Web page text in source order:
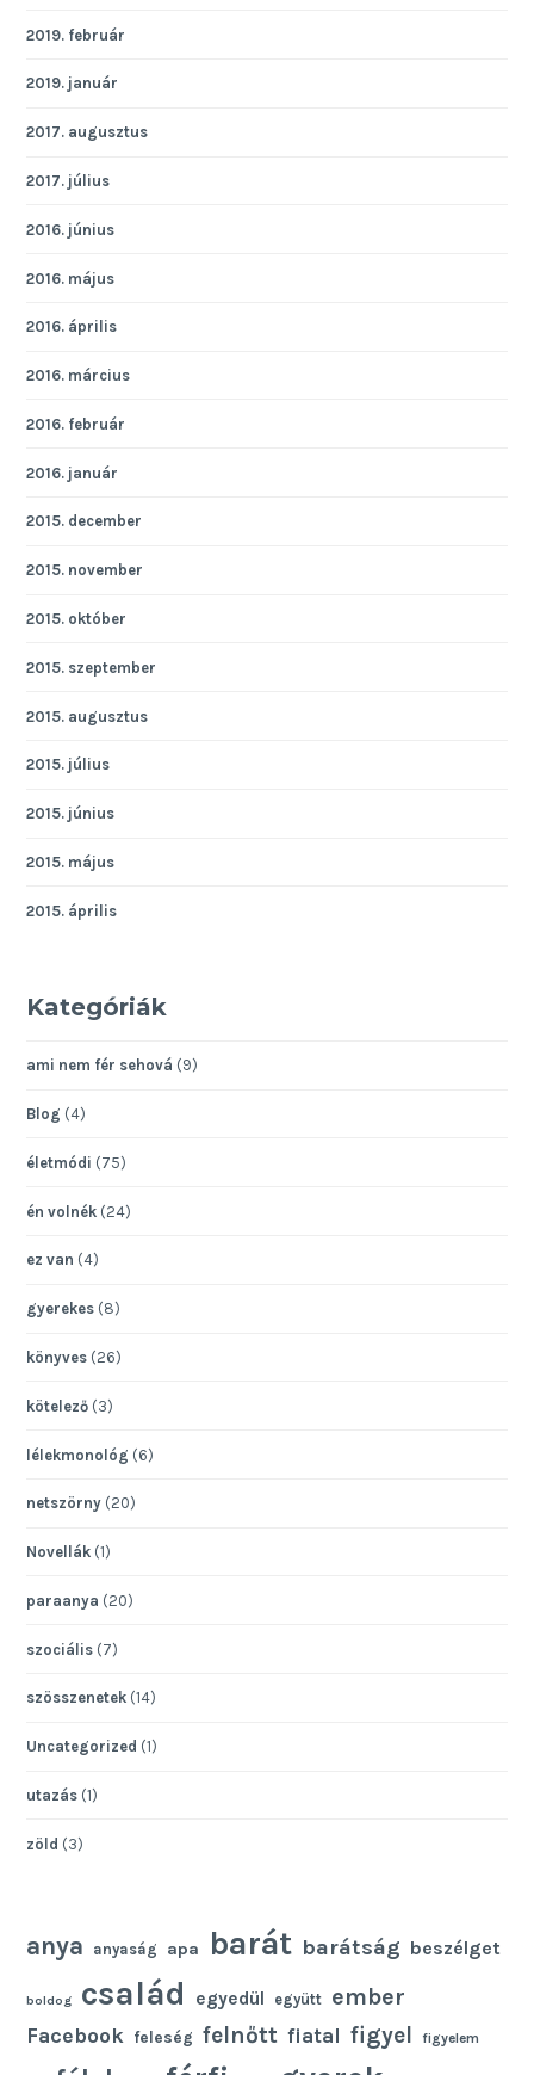
2019. február
2019. január
2017. augusztus
2017. július
2016. június
2016. május
2016. április
2016. március
2016. február
2016. január
2015. december
2015. november
2015. október
2015. szeptember
2015. augusztus
2015. július
2015. június
2015. május
2015. április
Kategóriák
ami nem fér sehová (9)
Blog (4)
életmódi (75)
én volnék (24)
ez van (4)
gyerekes (8)
könyves (26)
kötelező (3)
lélekmonológ (6)
netszörny (20)
Novellák (1)
paraanya (20)
szociális (7)
szösszenetek (14)
Uncategorized (1)
utazás (1)
zöld (3)
anya anyaság apa barát barátság beszélget
boldog család egyedül együtt ember
Facebook feleség felnőtt fiatal figyel figyelem